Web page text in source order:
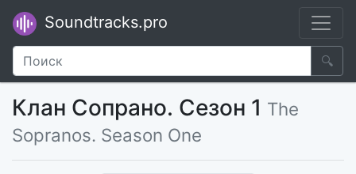
Soundtracks.pro
🔍
Клан Сопрано. Сезон 1 The
Sopranos. Season One